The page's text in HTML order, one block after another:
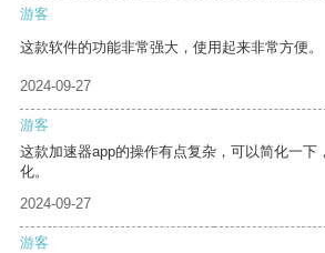
游客
这款软件的功能非常强大，使用起来非常方便。
2024-09-27
游客
这款加速器app的操作有点复杂，可以简化一下
化。
2024-09-27
游客